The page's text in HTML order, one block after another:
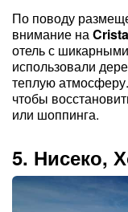
По поводу
внимание на
отель с
использовали
теплую
чтобы
или шоппинга.
5. Нисеко,